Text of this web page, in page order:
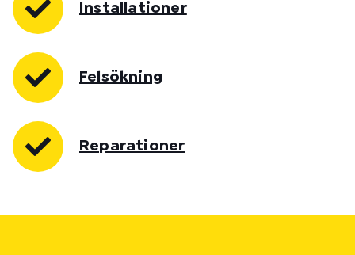
Installationer
Felsökning
Reparationer